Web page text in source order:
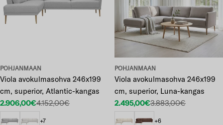
POHJANMAAN
Viola avokulmasohva 246x199
cm, superior, Atlantic-kangas
Etuhinta
2.906,00€
Normaalihinta4.152,00€
+7
POHJANMAAN
Viola avokulmasohva 246x199
cm, superior, Luna-kangas
Etuhinta
2.495,00€
Normaalihinta3.883,00€
+6